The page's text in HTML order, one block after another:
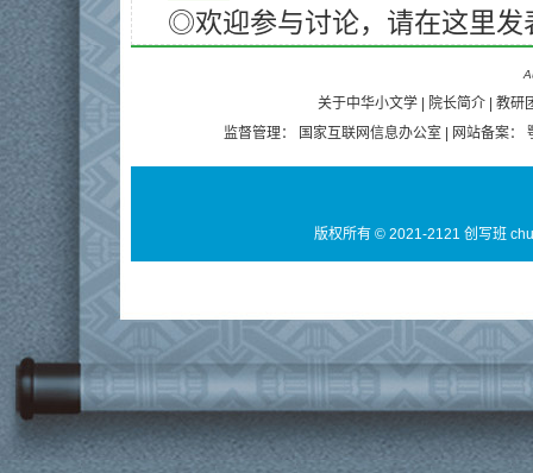
◎欢迎参与讨论，请在这里发
关于中华小文学 院长简介
教研
监督管理：
国家互联网信息办公室 | 网站备案：
版权所有 © 2021-2121 创写班